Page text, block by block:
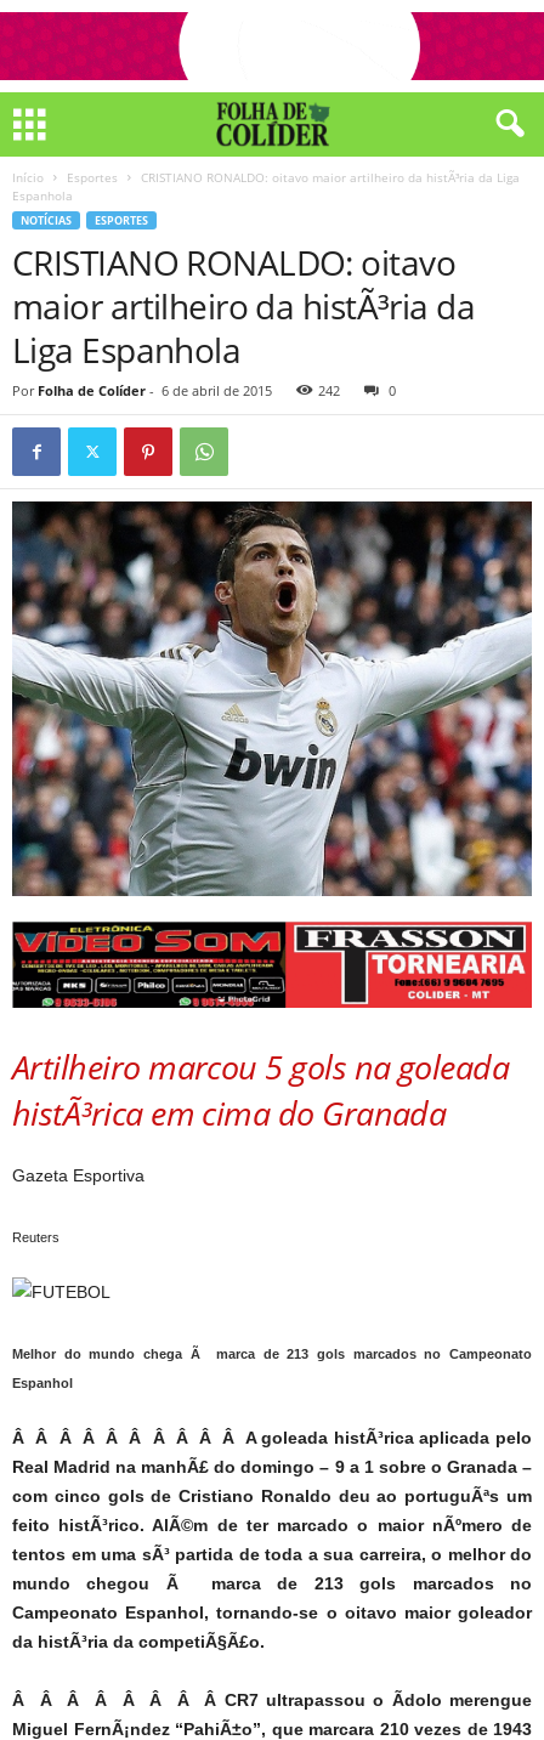
Início Esportes
CRISTIANO RONALDO: oitavo maior artilheiro da histÃ³ria da Liga
Espanhola
NOTÍCIAS ESPORTES
CRISTIANO RONALDO: oitavo
maior artilheiro da histÃ³ria da
Liga Espanhola
Por Folha de Colíder - 6 de abril de 2015 242 0
Artilheiro marcou 5 gols na goleada
histÃ³rica em cima do Granada
Gazeta Esportiva
Reuters
Melhor do mundo chega Ã marca de 213 gols marcados no Campeonato
Espanhol
Â Â Â Â Â Â Â Â Â Â A goleada histÃ³rica aplicada pelo
Real Madrid na manhÃ£ do domingo – 9 a 1 sobre o Granada –
com cinco gols de Cristiano Ronaldo deu ao portuguÃªs um
feito histÃ³rico. AlÃ©m de ter marcado o maior nÃºmero de
tentos em uma sÃ³ partida de toda a sua carreira, o melhor do
mundo chegou Ã marca de 213 gols marcados no
Campeonato Espanhol, tornando-se o oitavo maior goleador
da histÃ³ria da competiÃ§Ã£o.
Â Â Â Â Â Â Â Â CR7 ultrapassou o Ã­dolo merengue
Miguel FernÃ¡ndez “PahiÃ±o”, que marcara 210 vezes de 1943